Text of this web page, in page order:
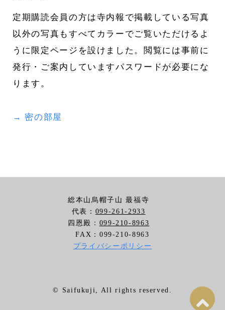
定期購読会員の方は寺内報で掲載している写真
以外の写真もすべてカラーでご覧いただけるよ
うに限定ページを設けました。閲覧には事前に
発行・ご案内していますパスワードが必要にな
ります。
→ 密の部屋
総本山烏帽子山 最福寺
代表： 099-261-2933
四恩殿： 099-210-8963
FAX：099-210-8963
プライバシーポリシー
©️ Saifukuji, All rights reserved.